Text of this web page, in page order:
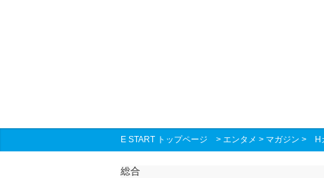
E START トップページ > エンタメ > マガジン > H
総合